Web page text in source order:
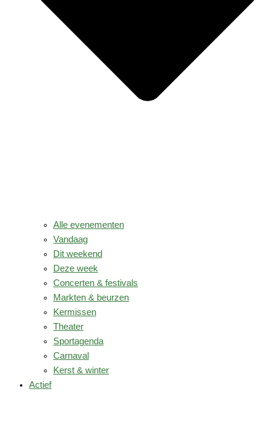
Alle evenementen
Vandaag
Dit weekend
Deze week
Concerten & festivals
Markten & beurzen
Kermissen
Theater
Sportagenda
Carnaval
Kerst & winter
Actief